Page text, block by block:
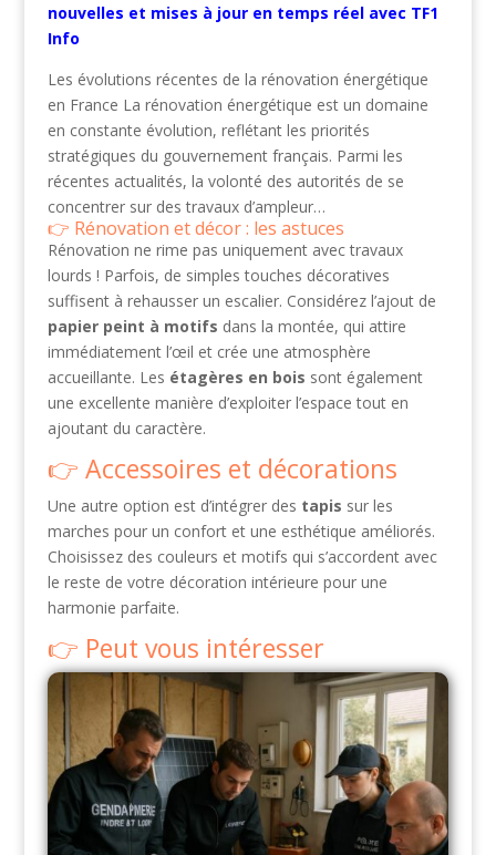
nouvelles et mises à jour en temps réel avec TF1
Info
Les évolutions récentes de la rénovation énergétique
en France La rénovation énergétique est un domaine
en constante évolution, reflétant les priorités
stratégiques du gouvernement français. Parmi les
récentes actualités, la volonté des autorités de se
concentrer sur des travaux d’ampleur…
Rénovation et décor : les astuces
Rénovation ne rime pas uniquement avec travaux
lourds ! Parfois, de simples touches décoratives
suffisent à rehausser un escalier. Considérez l’ajout de
papier peint à motifs dans la montée, qui attire
immédiatement l’œil et crée une atmosphère
accueillante. Les étagères en bois sont également
une excellente manière d’exploiter l’espace tout en
ajoutant du caractère.
Accessoires et décorations
Une autre option est d’intégrer des tapis sur les
marches pour un confort et une esthétique améliorés.
Choisissez des couleurs et motifs qui s’accordent avec
le reste de votre décoration intérieure pour une
harmonie parfaite.
Peut vous intéresser